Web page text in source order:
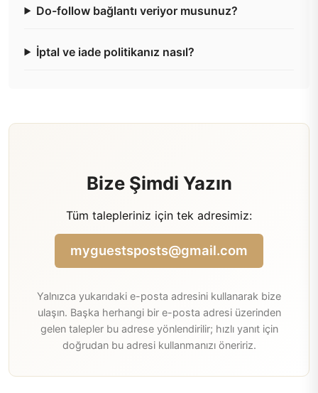
Do-follow bağlantı veriyor musunuz?
İptal ve iade politikanız nasıl?
Bize Şimdi Yazın
Tüm talepleriniz için tek adresimiz:
myguestsposts@gmail.com
Yalnızca yukarıdaki e-posta adresini kullanarak bize
ulaşın. Başka herhangi bir e-posta adresi üzerinden
gelen talepler bu adrese yönlendirilir; hızlı yanıt için
doğrudan bu adresi kullanmanızı öneririz.